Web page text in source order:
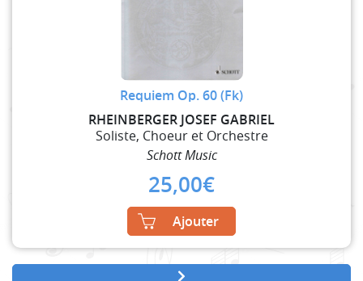
Requiem Op. 60 (Fk)
RHEINBERGER JOSEF GABRIEL
Soliste, Choeur et Orchestre
Schott Music
25,00€
Ajouter